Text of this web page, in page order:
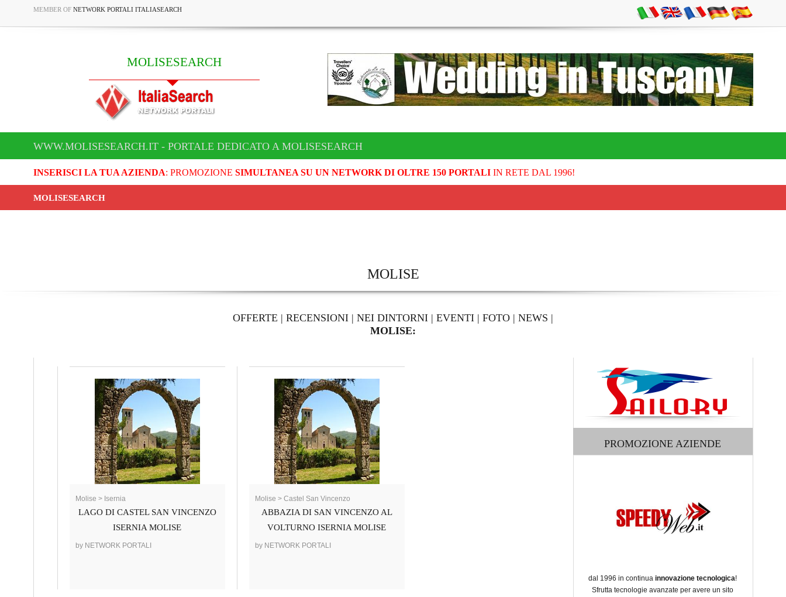
MEMBER OF NETWORK PORTALI ITALIASEARCH
MOLISESEARCH
WWW.MOLISESEARCH.IT - PORTALE DEDICATO A MOLISESEARCH
INSERISCI LA TUA AZIENDA: PROMOZIONE SIMULTANEA SU UN NETWORK DI OLTRE 150 PORTALIIN RETE DAL 1996!
MOLISESEARCH
MOLISE
OFFERTE | RECENSIONI | NEI DINTORNI | EVENTI | FOTO | NEWS |
MOLISE:
Molise > Isernia
LAGO DI CASTEL SAN VINCENZO
ISERNIA MOLISE
by NETWORK PORTALI
Molise > Castel San Vincenzo
ABBAZIA DI SAN VINCENZO AL
VOLTURNO ISERNIA MOLISE
by NETWORK PORTALI
PROMOZIONE AZIENDE
dal 1996 in continua innovazione tecnologica!
Sfrutta tecnologie avanzate per avere un sito